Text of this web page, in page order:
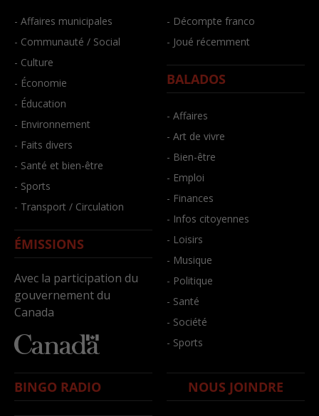
- Affaires municipales
- Communauté / Social
- Culture
- Économie
- Éducation
- Environnement
- Faits divers
- Santé et bien-être
- Sports
- Transport / Circulation
ÉMISSIONS
Avec la participation du
gouvernement du
Canada
- Décompte franco
- Joué récemment
BALADOS
- Affaires
- Art de vivre
- Bien-être
- Emploi
- Finances
- Infos citoyennes
- Loisirs
- Musique
- Politique
- Santé
- Société
- Sports
BINGO RADIO NOUS JOINDRE